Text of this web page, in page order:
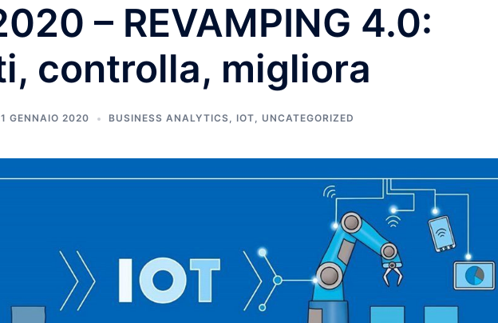
– REVAMPING 4.0:
controlla, migliora
GENNAIO 2020 BUSINESS ANALYTICS, IOT, UNCATEGORIZED